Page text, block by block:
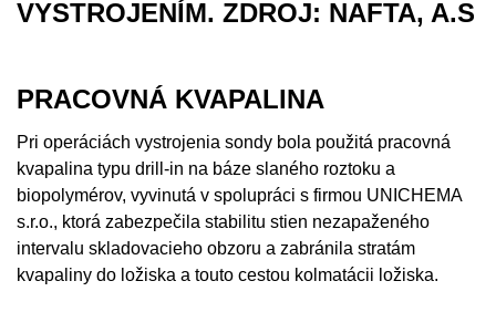
VYSTROJENÍM. ZDROJ: NAFTA, A.S
PRACOVNÁ KVAPALINA
Pri operáciách vystrojenia sondy bola použitá pracovná
kvapalina typu drill-in na báze slaného roztoku a
biopolymérov, vyvinutá v spolupráci s firmou UNICHEMA
s.r.o., ktorá zabezpečila stabilitu stien nezapaženého
intervalu skladovacieho obzoru a zabránila stratám
kvapaliny do ložiska a touto cestou kolmatácii ložiska.